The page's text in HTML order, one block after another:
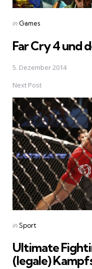
Posted
in Games
Far Cry 4 und
5. Dezember 2014
Next Post
Posted
inSport
Ultimate
(legale)